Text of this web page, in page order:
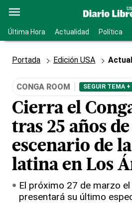
Última Hora Actualidad Política
Portada Edición USA
CONGA ROOM SEGUIR TEMA +
Cierra el
tras 25 años
escenario de
latina en Los
El próximo 27 de marzo
presentará su último